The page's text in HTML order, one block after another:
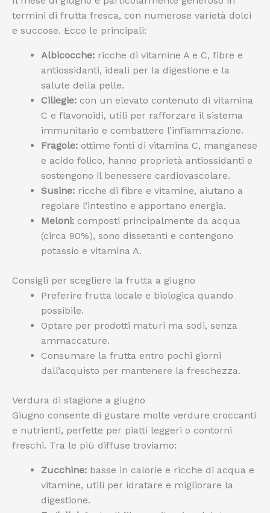
termini di frutta fresca, con numerose varietà dolci
e succose. Ecco le principali:
Albicocche: ricche di vitamine A e C, fibre e
antiossidanti, ideali per la digestione e la
salute della pelle.
Ciliegie: con un elevato contenuto di vitamina
C e flavonoidi, utili per rafforzare il sistema
immunitario e combattere l’infiammazione.
Fragole: ottime fonti di vitamina C, manganese
e acido folico, hanno proprietà antiossidanti e
sostengono il benessere cardiovascolare.
Susine: ricche di fibre e vitamine, aiutano a
regolare l’intestino e apportano energia.
Meloni: composti principalmente da acqua
(circa 90%), sono dissetanti e contengono
potassio e vitamina A.
Consigli per scegliere la frutta a giugno
Preferire frutta locale e biologica quando
possibile.
Optare per prodotti maturi ma sodi, senza
ammaccature.
Consumare la frutta entro pochi giorni
dall’acquisto per mantenere la freschezza.
Verdura di stagione a giugno
Giugno consente di gustare molte verdure croccanti
e nutrienti, perfette per piatti leggeri o contorni
freschi. Tra le più diffuse troviamo:
Zucchine: basse in calorie e ricche di acqua e
vitamine, utili per idratare e migliorare la
digestione.